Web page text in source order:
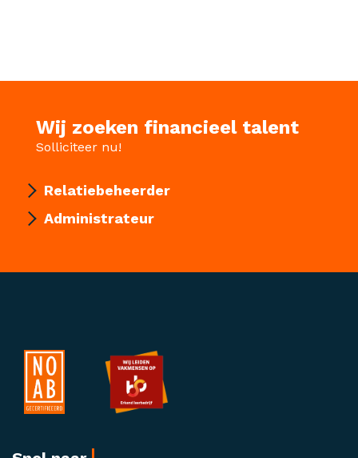
Wij zoeken financieel talent
Solliciteer nu!
Relatiebeheerder
Administrateur